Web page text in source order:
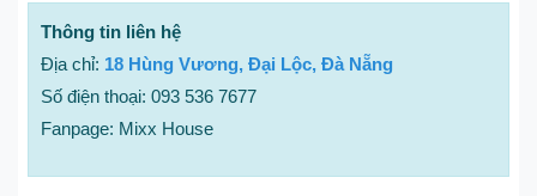
Thông tin liên hệ
Địa chỉ: 18 Hùng Vương, Đại Lộc, Đà Nẵng
Số điện thoại: 093 536 7677
Fanpage: Mixx House